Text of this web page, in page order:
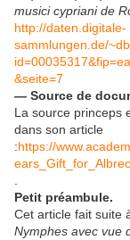
musici cypriani de
http://daten.digitale-
sammlungen.de/
&seite=7
— Source de
La source princeps
dans son article
:https://
Petit préambule.
Cet article fait suite
Nymphes avec vue